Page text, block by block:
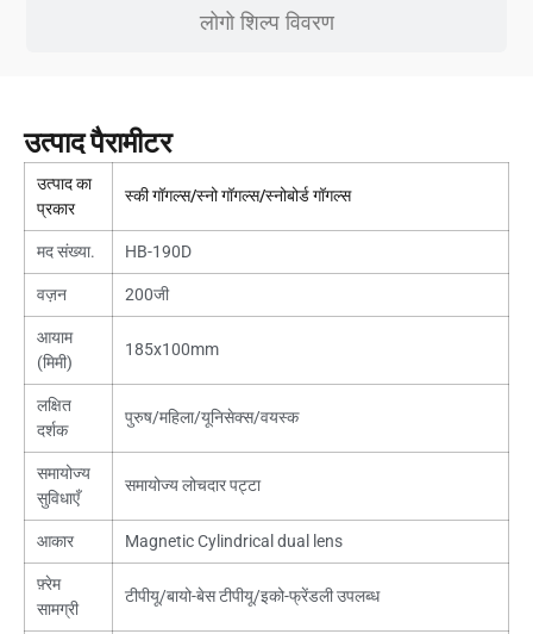
लोगो शिल्प विवरण
उत्पाद पैरामीटर
उत्पाद का
प्रकार
स्की गॉगल्स/स्नो गॉगल्स/स्नोबोर्ड गॉगल्स
मद संख्या. HB-190D
वज़न 200जी
आयाम
(मिमी)
185x100mm
लक्षित
दर्शक
पुरुष/महिला/यूनिसेक्स/वयस्क
समायोज्य
सुविधाएँ
समायोज्य लोचदार पट्टा
आकार Magnetic Cylindrical dual lens
फ़्रेम
सामग्री
टीपीयू/बायो-बेस टीपीयू/इको-फ्रेंडली उपलब्ध